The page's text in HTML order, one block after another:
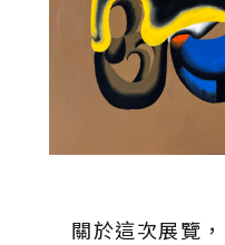
關於這次展覽